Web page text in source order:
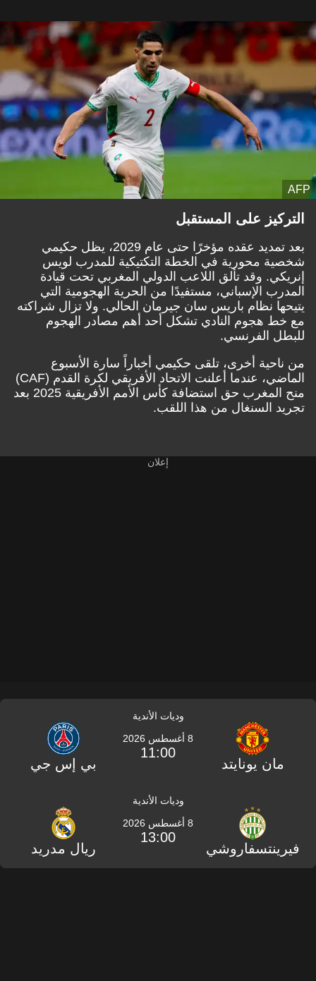
AFP
التركيز على المستقبل
بعد تمديد عقده مؤخرًا حتى عام 2029، يظل حكيمي
شخصية محورية في الخطة التكتيكية للمدرب لويس
إنريكي. وقد تألق اللاعب الدولي المغربي تحت قيادة
المدرب الإسباني، مستفيدًا من الحرية الهجومية التي
يتيحها نظام باريس سان جيرمان الحالي. ولا تزال شراكته
مع خط هجوم النادي تشكل أحد أهم مصادر الهجوم
للبطل الفرنسي.
من ناحية أخرى، تلقى حكيمي أخباراً سارة الأسبوع
الماضي، عندما أعلنت الاتحاد الأفريقي لكرة القدم (CAF)
منح المغرب حق استضافة كأس الأمم الأفريقية 2025 بعد
تجريد السنغال من هذا اللقب.
وديات الأندية
مان يونايتد
8 أغسطس 2026
11:00
بي إس جي
وديات الأندية
فيرينتسفاروشي
8 أغسطس 2026
13:00
ريال مدريد